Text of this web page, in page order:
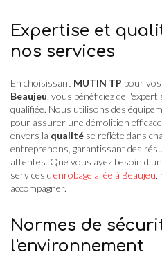
Expertise et
nos services
En choisissant MUTIN TP pour
Beaujeu , vous bénéficiez de
qualifiée. Nous utilisons des
pour assurer une démolition
envers la qualité se reflète dans
entreprenons, garantissant des
attentes. Que vous ayez besoin d'un
services d'enrobage allée à Beaujeu
accompagner.
Normes de
l'environnement